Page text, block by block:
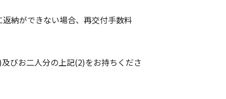
納ができない場合、再交付手数料
びお二人分の上記(2)をお持ちくださ